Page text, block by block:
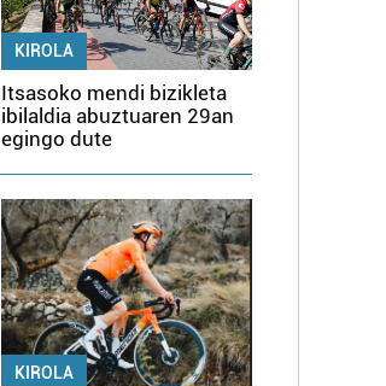
KIROLA
Itsasoko mendi bizikleta
ibilaldia abuztuaren 29an
egingo dute
KIROLA